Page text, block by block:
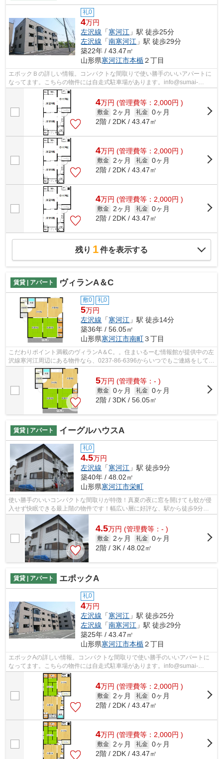
礼0
4万円
左沢線 「寒河江 」駅 徒歩25分
左沢線 「南寒河江 」駅 徒歩29分
築22年 / 43.47㎡
山形県寒河江市本楯２丁目
エポックＢの詳しい情報。コンパクトな間取りで使い勝手のいいアパートに
なってます。こちらの物件には自走式駐車場があります。info@sumai-
room.comまでお問い合わせください。寒河江...
4万円 (管理費等：2,000円 )
敷金 2ヶ月 礼金 0ヶ月
2階 / 2DK / 43.47㎡
4万円 (管理費等：2,000円 )
敷金 2ヶ月 礼金 0ヶ月
2階 / 2DK / 43.47㎡
4万円 (管理費等：2,000円 )
敷金 2ヶ月 礼金 0ヶ月
2階 / 2DK / 43.47㎡
残り 1件を表示する
賃貸 | アパート ヴィランA＆C
敷0 礼0
5万円
左沢線 「寒河江 」駅 徒歩14分
築36年 / 56.05㎡
山形県寒河江市南町３丁目
こだわりポイント満載のヴィランA＆C。。住まいるーむ情報館が提供中の左
沢線寒河江周辺にある物件なら、0237-86-6396からいつでもご連絡をして下
さい。お待ちしてます。
5万円 (管理費等：- )
敷金 0ヶ月 礼金 0ヶ月
2階 / 3DK / 56.05㎡
賃貸 | アパート イーグルハウスA
礼0
4.5万円
左沢線 「寒河江 」駅 徒歩9分
築40年 / 48.02㎡
山形県寒河江市栄町
使い勝手のいいコンパクトな間取りが特徴！真夏の夜に窓を開けても蚊が侵
入せず快眠できる最上階の物件です！幅広い層に好評な、駅から徒歩9分に
立地する物件です！左沢線寒河江近辺の...
4.5万円 (管理費等：- )
敷金 2ヶ月 礼金 0ヶ月
2階 / 3K / 48.02㎡
賃貸 | アパート エポックA
礼0
4万円
左沢線 「寒河江 」駅 徒歩25分
左沢線 「南寒河江 」駅 徒歩29分
築25年 / 43.47㎡
山形県寒河江市本楯２丁目
エポックAの詳しい情報。コンパクトな間取りで使い勝手のいいアパートに
なってます。こちらの物件には自走式駐車場があります。info@sumai-
room.comまでお問い合わせください。寒河江...
4万円 (管理費等：2,000円 )
敷金 2ヶ月 礼金 0ヶ月
2階 / 2DK / 43.47㎡
4万円 (管理費等：2,000円 )
敷金 2ヶ月 礼金 0ヶ月
2階 / 2DK / 43.47㎡